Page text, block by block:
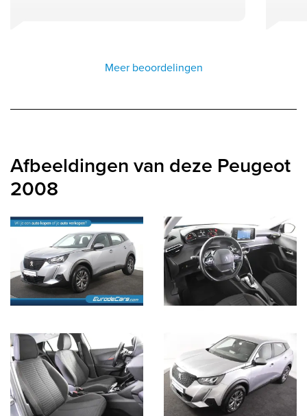
Meer beoordelingen
Afbeeldingen van deze Peugeot
2008